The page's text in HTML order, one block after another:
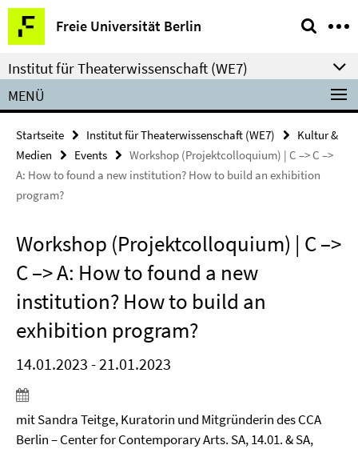
Springe
direkt
zu
Inhalt
Freie Universität Berlin
Service-
Navigation
Institut für Theaterwissenschaft (WE7)
MENÜ
Startseite Institut für Theaterwissenschaft (WE7)
Kultur &
Medien
Events
Workshop (Projektcolloquium) | C –> C –>
A: How to found a new institution? How to build an exhibition
program?
Workshop (Projektcolloquium) | C –>
C –> A: How to found a new
institution? How to build an
exhibition program?
14.01.2023 - 21.01.2023
mit Sandra Teitge, Kuratorin und Mitgründerin des CCA
Berlin – Center for Contemporary Arts. SA, 14.01. & SA,